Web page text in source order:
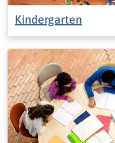
Kindergarten